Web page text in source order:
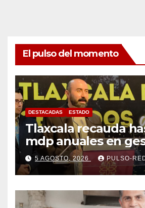
El pulso del momento
DESTACADAS ESTADO
Tlaxcala recauda
mdp anuales en
residuos: PAA
5 AGOSTO, 2026 PULSO-